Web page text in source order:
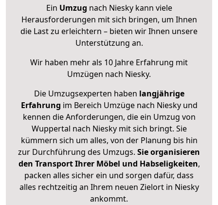
Ein Umzug nach Niesky kann viele
Herausforderungen mit sich bringen, um Ihnen
die Last zu erleichtern – bieten wir Ihnen unsere
Unterstützung an.
Wir haben mehr als 10 Jahre Erfahrung mit
Umzügen nach Niesky.
Die Umzugsexperten haben langjährige
Erfahrung im Bereich Umzüge nach Niesky und
kennen die Anforderungen, die ein Umzug von
Wuppertal nach Niesky mit sich bringt. Sie
kümmern sich um alles, von der Planung bis hin
zur Durchführung des Umzugs. Sie organisieren
den Transport Ihrer Möbel und Habseligkeiten,
packen alles sicher ein und sorgen dafür, dass
alles rechtzeitig an Ihrem neuen Zielort in Niesky
ankommt.